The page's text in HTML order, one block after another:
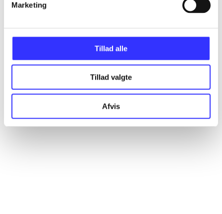
Marketing
Tillad alle
Tillad valgte
Afvis
Alle registrerede artikler fordelt på udgivelser